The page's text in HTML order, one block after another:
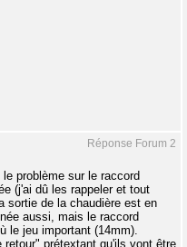
Réponse Forum 2
problème sur le raccord
(j'ai dû les rappeler et tout
sortie de la chaudière est en
aussi, mais le raccord
le jeu important (14mm).
prétextant qu'ils vont être